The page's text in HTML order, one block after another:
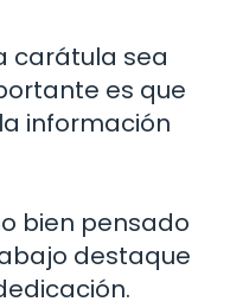
carátula sea
es que
información
bien pensado
destaque